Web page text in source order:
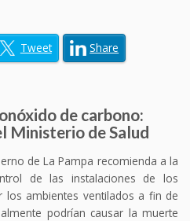
Tweet Share
de carbono:
Ministerio de Salud
de La Pampa recomienda a la
de las instalaciones de los
los ambientes ventilados a fin de
podrían causar la muerte